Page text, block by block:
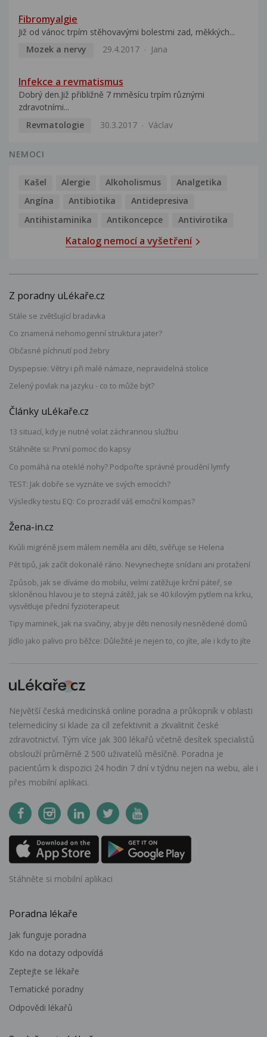
Fibromyalgie
Již od vánoc trpím stěhovavými bolestmi zad, měkkých...
Mozek a nervy
29.4.2017 Jana
Infekce a revmatismus
Dobrý den.Již přibližně 7 mměsícu trpím různými
zdravotními...
Revmatologie
30.3.2017 Václav
NEMOCI
Kašel Alergie Alkoholismus
Analgetika
Angína
Antibiotika
Antidepresiva
Antihistaminika
Antikoncepce Antivirotika
Katalog nemocí a vyšetření
Z poradny uLékaře.cz
Stále se zvětšující bradavka
Co znamená nehomogenní struktura jater?
Občasné píchnutí pod žebry
Dyspepsie: Větry i při malé námaze, nepravidelná stolice
Zelený povlak na jazyku - co to může být?
Články uLékaře.cz
13 situací, kdy je nutné volat záchrannou službu
Stáhněte si: První pomoc do kapsy
Co pomáhá na oteklé nohy? Podpořte správné proudění lymfy
TEST: Jak dobře se vyznáte ve svých emocích?
Výsledky testu EQ: Co prozradil váš emoční kompas?
Žena-in.cz
Kvůli migréně jsem málem neměla ani děti, svěřuje se Helena
Pět tipů, jak začít dokonalé ráno. Nevynechejte snídani ani protažení
Způsob, jak se díváme do mobilu, velmi zatěžuje krční páteř, se
skloněnou hlavou je to stejná zátěž, jak se 40 kilovým pytlem na krku,
vysvětluje přední fyzioterapeut
Tipy maminek, jak na svačiny, aby je děti nenosily nesnědené domů
Jídlo jako palivo pro běžce: Důležité je nejen to, co jíte, ale i kdy to jíte
Největší česká medicínská online poradna a průkopník v oblasti
telemedicíny si klade za cíl zefektivnit a zkvalitnit české
zdravotnictví. Tým více jak 300 lékařů včetně desítek specialistů
obslouží průměrně 2 500 uživatelů měsíčně. Poradna je
pacientům k dispozici 24 hodin 7 dní v týdnu nejen na webu, ale i
přes mobilní aplikaci.
Stáhněte si mobilní aplikaci
Poradna lékaře
Jak funguje poradna
Kdo na dotazy odpovídá
Zeptejte se lékaře
Tematické poradny
Odpovědi lékařů